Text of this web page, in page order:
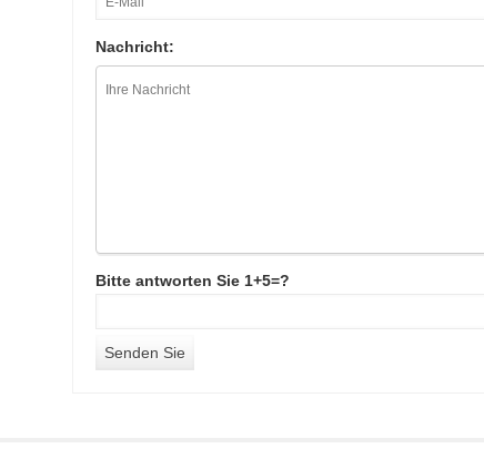
Nachricht:
Bitte antworten Sie 1+5=?